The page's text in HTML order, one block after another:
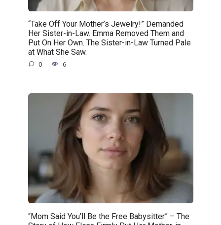
“Take Off Your Mother’s Jewelry!” Demanded
Her Sister-in-Law. Emma Removed Them and
Put On Her Own. The Sister-in-Law Turned Pale
at What She Saw.
0 6
“Mom Said You’ll Be the Free Babysitter” – The